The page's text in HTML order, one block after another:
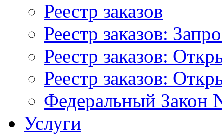
Реестр заказов
Реестр заказов:
Реестр заказов:
Реестр заказов:
Федеральный Закон
Услуги